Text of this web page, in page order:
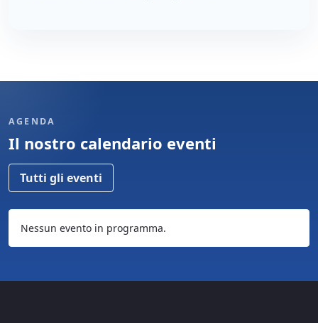
AGENDA
Il nostro calendario eventi
Tutti gli eventi
Nessun evento in programma.